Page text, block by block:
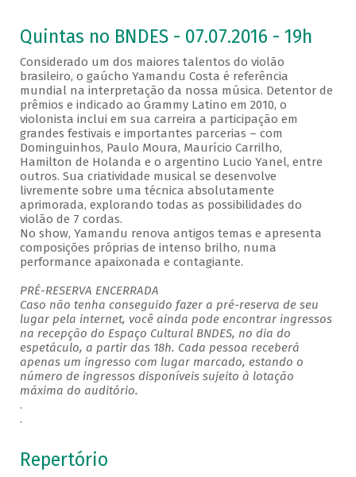
Quintas no BNDES - 07.07.2016 - 19h
Considerado um dos maiores talentos do violão
brasileiro, o gaúcho Yamandu Costa é referência
mundial na interpretação da nossa música. Detentor de
prêmios e indicado ao Grammy Latino em 2010, o
violonista inclui em sua carreira a participação em
grandes festivais e importantes parcerias – com
Dominguinhos, Paulo Moura, Maurício Carrilho,
Hamilton de Holanda e o argentino Lucio Yanel, entre
outros. Sua criatividade musical se desenvolve
livremente sobre uma técnica absolutamente
aprimorada, explorando todas as possibilidades do
violão de 7 cordas.
No show, Yamandu renova antigos temas e apresenta
composições próprias de intenso brilho, numa
performance apaixonada e contagiante.
PRÉ-RESERVA ENCERRADA
Caso não tenha conseguido fazer a pré-reserva de seu
lugar pela internet, você ainda pode encontrar ingressos
na recepção do Espaço Cultural BNDES, no dia do
espetáculo, a partir das 18h. Cada pessoa receberá
apenas um ingresso com lugar marcado, estando o
número de ingressos disponíveis sujeito à lotação
máxima do auditório.
.
.
Repertório